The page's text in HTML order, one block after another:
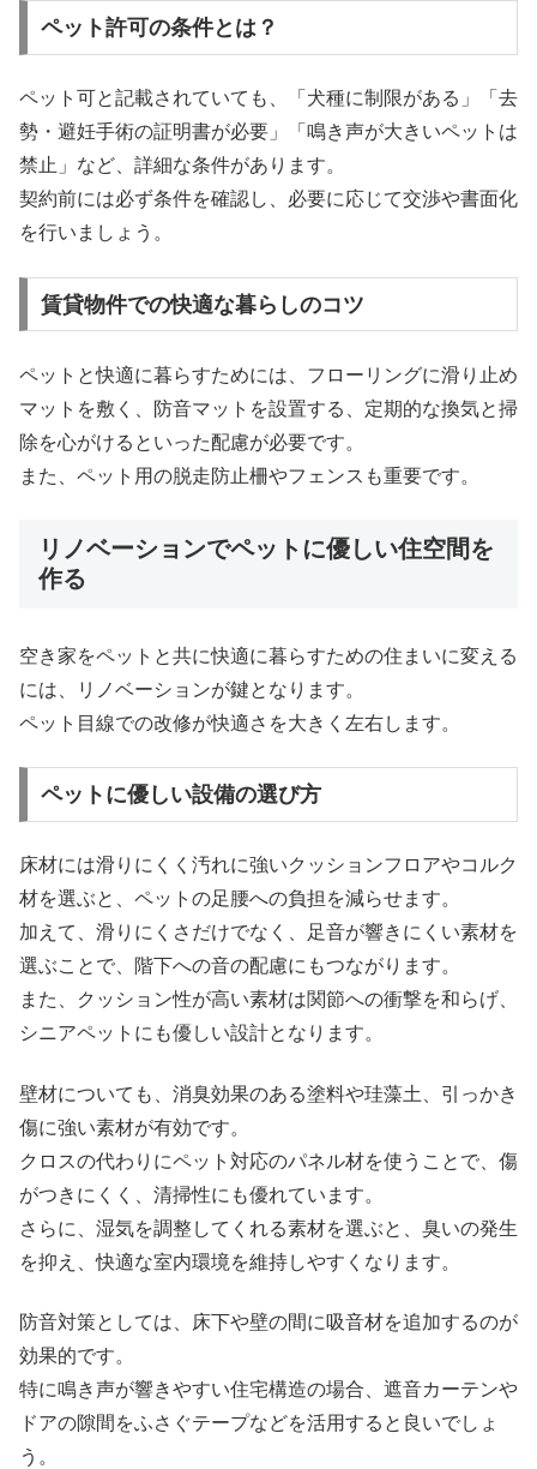
ペット許可の条件とは？
ペット可と記載されていても、「犬種に制限がある」「去
勢・避妊手術の証明書が必要」「鳴き声が大きいペットは
禁止」など、詳細な条件があります。
契約前には必ず条件を確認し、必要に応じて交渉や書面化
を行いましょう。
賃貸物件での快適な暮らしのコツ
ペットと快適に暮らすためには、フローリングに滑り止め
マットを敷く、防音マットを設置する、定期的な換気と掃
除を心がけるといった配慮が必要です。
また、ペット用の脱走防止柵やフェンスも重要です。
リノベーションでペットに優しい住空間を
作る
空き家をペットと共に快適に暮らすための住まいに変える
には、リノベーションが鍵となります。
ペット目線での改修が快適さを大きく左右します。
ペットに優しい設備の選び方
床材には滑りにくく汚れに強いクッションフロアやコルク
材を選ぶと、ペットの足腰への負担を減らせます。
加えて、滑りにくさだけでなく、足音が響きにくい素材を
選ぶことで、階下への音の配慮にもつながります。
また、クッション性が高い素材は関節への衝撃を和らげ、
シニアペットにも優しい設計となります。
壁材についても、消臭効果のある塗料や珪藻土、引っかき
傷に強い素材が有効です。
クロスの代わりにペット対応のパネル材を使うことで、傷
がつきにくく、清掃性にも優れています。
さらに、湿気を調整してくれる素材を選ぶと、臭いの発生
を抑え、快適な室内環境を維持しやすくなります。
防音対策としては、床下や壁の間に吸音材を追加するのが
効果的です。
特に鳴き声が響きやすい住宅構造の場合、遮音カーテンや
ドアの隙間をふさぐテープなどを活用すると良いでしょ
う。